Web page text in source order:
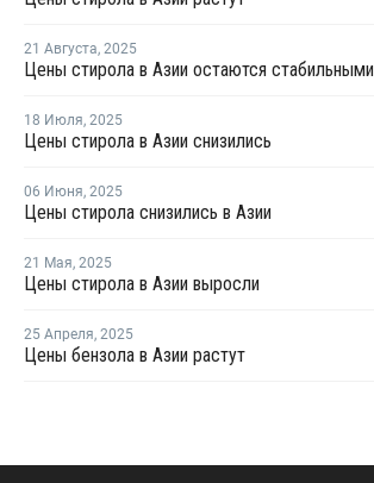
21 Августа, 2025
Цены стирола в Азии остаются стабильными
18 Июля, 2025
Цены стирола в Азии снизились
06 Июня, 2025
Цены стирола снизились в Азии
21 Мая, 2025
Цены стирола в Азии выросли
25 Апреля, 2025
Цены бензола в Азии растут